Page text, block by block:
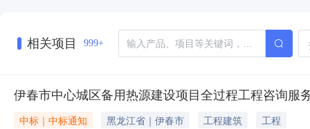
相关项目 999+
伊春市中心城区备用热源建设项目全过程工程咨询服
中标｜中标通知 黑龙江省｜伊春市 工程建筑
工程